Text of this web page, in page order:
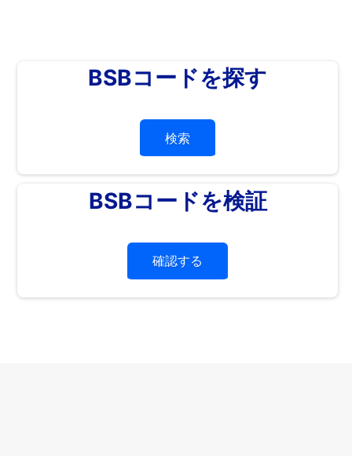
BSBコードを探す
検索
BSBコードを検証
確認する